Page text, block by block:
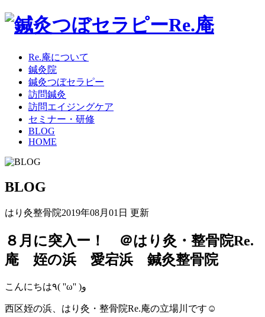
Re.庵について
鍼灸院
鍼灸つぼセラピー
訪問鍼灸
訪問エイジングケア
セミナー・研修
BLOG
HOME
BLOG
はり灸整骨院2019年08月01日 更新
８月に突入ー！ ＠はり灸・整骨院Re.
庵 姪の浜 愛宕浜 鍼灸整骨院
こんにちは٩( ''ω'' )و
西区姪の浜、はり灸・整骨院Re.庵の立場川です☺